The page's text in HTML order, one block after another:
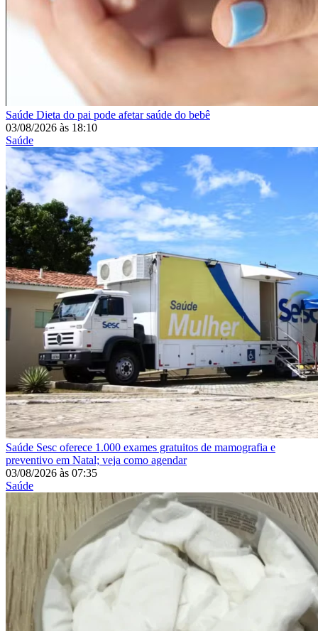
Saúde Dieta do pai pode afetar saúde do bebê
03/08/2026 às 18:10
Saúde
Saúde Sesc oferece 1.000 exames gratuitos de mamografia e
preventivo em Natal; veja como agendar
03/08/2026 às 07:35
Saúde